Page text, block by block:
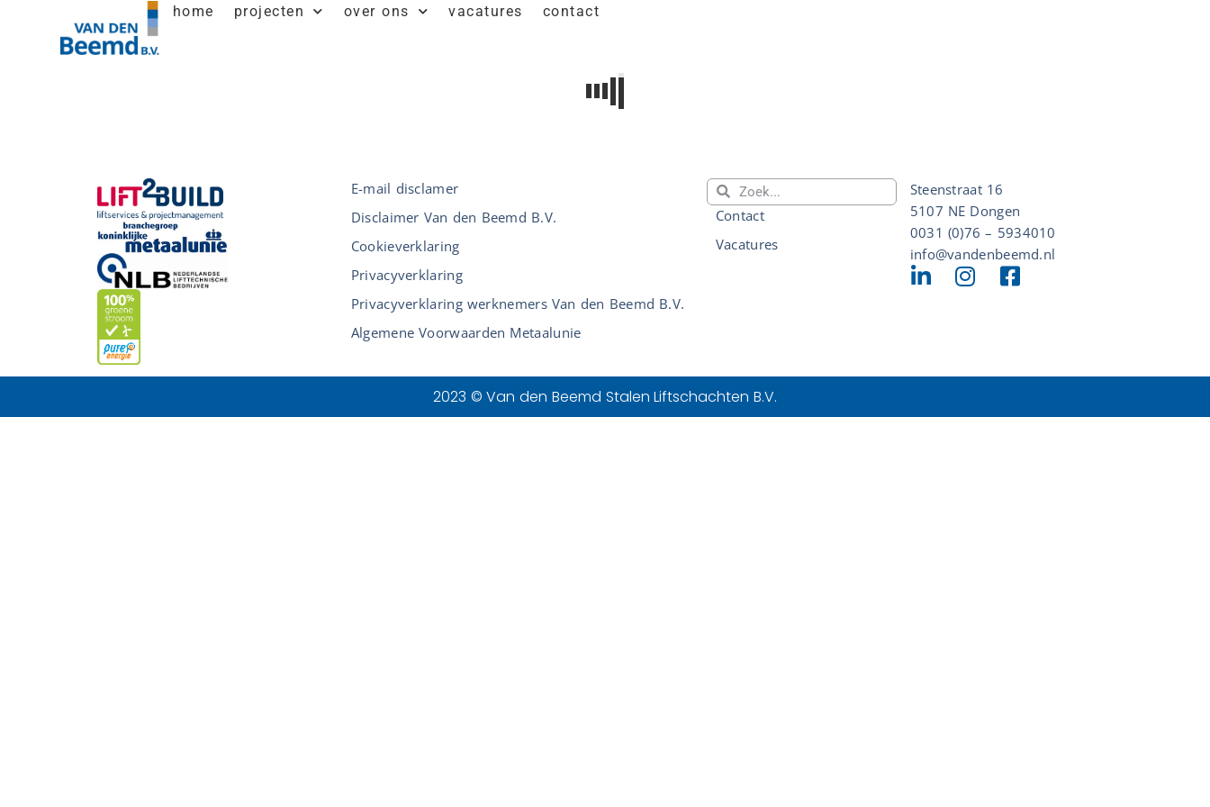
home projecten over ons vacatures contact
E-mail disclamer
Disclaimer Van den Beemd B.V.
Cookieverklaring
Privacyverklaring
Privacyverklaring werknemers Van den Beemd B.V.
Algemene Voorwaarden Metaalunie
Contact
Vacatures
Steenstraat 16
5107 NE Dongen
0031 (0)76 – 5934010
info@vandenbeemd.nl
2023 © Van den Beemd Stalen Liftschachten B.V.